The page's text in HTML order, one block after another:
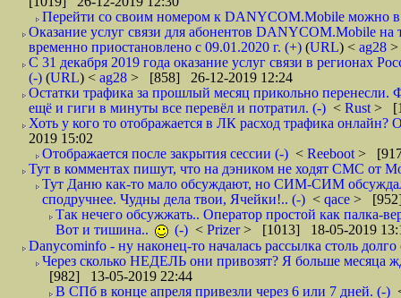
Перейти со своим номером к DANYCOM.Mobile можно в
Оказание услуг связи для абонентов DANYCOM.Mobile
временно приостановлено с 09.01.2020 г. (+) (URL) < ag28 >
С 31 декабря 2019 года оказание услуг связи в регионах
(-) (URL) < ag28 > [858] 26-12-2019 12:24
Остатки трафика за прошлый месяц прикольно
ещё и гиги в минуты все перевёл и потратил. (-) < Rust >
Хоть у кого то отображается в ЛК расход трафика
2019 15:02
Отображается после закрытия сессии (-) < Reeboot >
Тут в комментах пишут, что на дэником не ходят СМС от
Тут Даню как-то мало обсуждают, но СИМ-СИМ
сподручнее. Чудны дела твои, Ячейки!.. (-) < qace > [952]
Так нечего обсужжать.. Оператор простой как палка-
Вот и тишина..
(-) < Prizer> [1013] 18-05-2019
Danycominfo - ну наконец-то началась рассылка столь
Через сколько НЕДЕЛЬ они привозят? Я больше месяца
[982] 13-05-2019 22:44
В СПб в конце апреля привезли через 6 или 7 дней. (-)